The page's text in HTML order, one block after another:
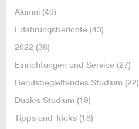
Alumni (49)
Erfahrungsberichte (43)
2022 (38)
Einrichtungen und Service (27)
Berufsbegleitendes Studium (22)
Duales Studium (19)
Tipps und Tricks (18)